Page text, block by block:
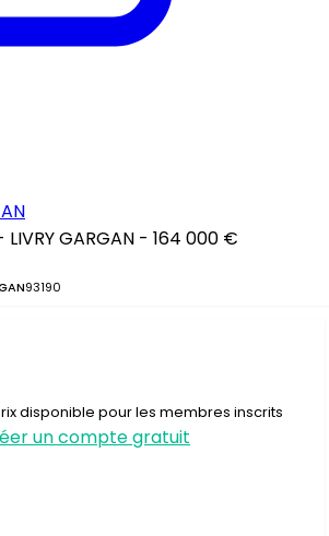
GARGAN - 164 000 €
93190
disponible pour les membres inscrits
un compte gratuit